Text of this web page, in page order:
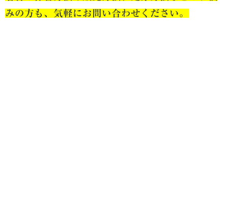
みの方も、気軽にお問い合わせください。